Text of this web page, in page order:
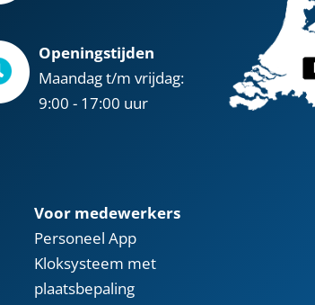
Openingstijden
Maandag t/m vrijdag:
9:00 - 17:00 uur
Voor medewerkers
Personeel App
Kloksysteem met
plaatsbepaling